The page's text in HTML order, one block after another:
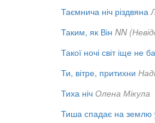
Таємнича ніч різдвяна
Таким, як Він NN
Такої ночі світ іще не
Ти, вітре, притихни
Тиха ніч Олена Мікула
Тиша спадає на землю